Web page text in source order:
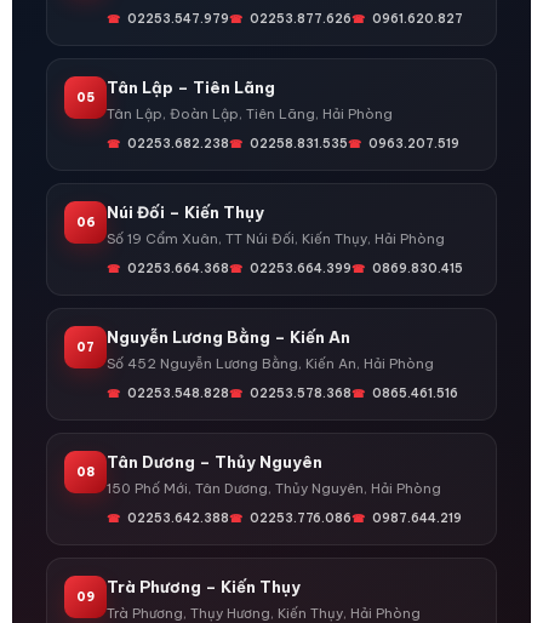
02253.547.979 02253.877.626 0961.620.827
05
Tân Lập – Tiên Lãng
Tân Lập, Đoàn Lập, Tiên Lãng, Hải Phòng
02253.682.238 02258.831.535 0963.207.519
06
Núi Đối – Kiến Thụy
Số 19 Cẩm Xuân, TT Núi Đối, Kiến Thụy, Hải Phòng
02253.664.368 02253.664.399 0869.830.415
07
Nguyễn Lương Bằng – Kiến An
Số 452 Nguyễn Lương Bằng, Kiến An, Hải Phòng
02253.548.828 02253.578.368 0865.461.516
08
Tân Dương – Thủy Nguyên
150 Phố Mới, Tân Dương, Thủy Nguyên, Hải Phòng
02253.642.388 02253.776.086 0987.644.219
09
Trà Phương – Kiến Thụy
Trà Phương, Thụy Hương, Kiến Thụy, Hải Phòng